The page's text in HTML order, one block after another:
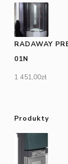
RADAWAY
01N
1 451,00zł
Produkty